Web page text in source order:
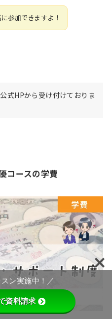
参加できますよ！
式HPから受け付けておりま
コースの学費
ン実施中！／
資料請求